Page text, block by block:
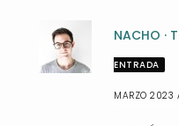
NACHO ·
ENTRADA
MARZO 2023